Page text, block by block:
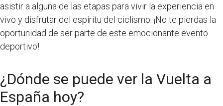
asistir a alguna de las etapas para vivir la experiencia en
vivo y disfrutar del espíritu del ciclismo. ¡No te pierdas la
oportunidad de ser parte de este emocionante evento
deportivo!
¿Dónde se puede ver la Vuelta a
España hoy?